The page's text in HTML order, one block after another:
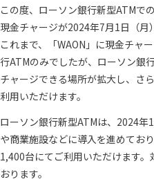
この度、ローソン銀行新型ATMで
現金チャージが2024年7月1日（月
これまで、「WAON」に現金チャ
行ATMのみでしたが、ローソン銀
チャージできる場所が拡大し、さ
利用いただけます。
ローソン銀行新型ATMは、2024年
や商業施設などに導入を進めてお
1,400台にてご利用いただけます
おります。